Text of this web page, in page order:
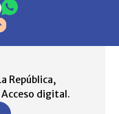
República,
digital.